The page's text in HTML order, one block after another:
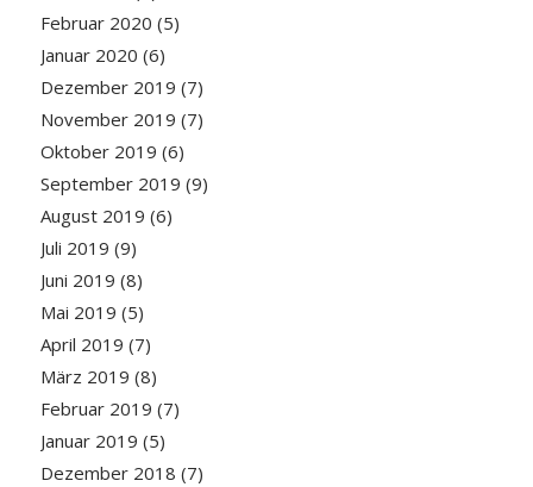
Februar 2020 (5)
Januar 2020 (6)
Dezember 2019 (7)
November 2019 (7)
Oktober 2019 (6)
September 2019 (9)
August 2019 (6)
Juli 2019 (9)
Juni 2019 (8)
Mai 2019 (5)
April 2019 (7)
März 2019 (8)
Februar 2019 (7)
Januar 2019 (5)
Dezember 2018 (7)